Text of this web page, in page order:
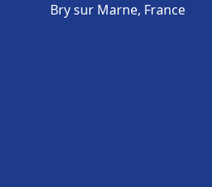
Bry sur Marne, France